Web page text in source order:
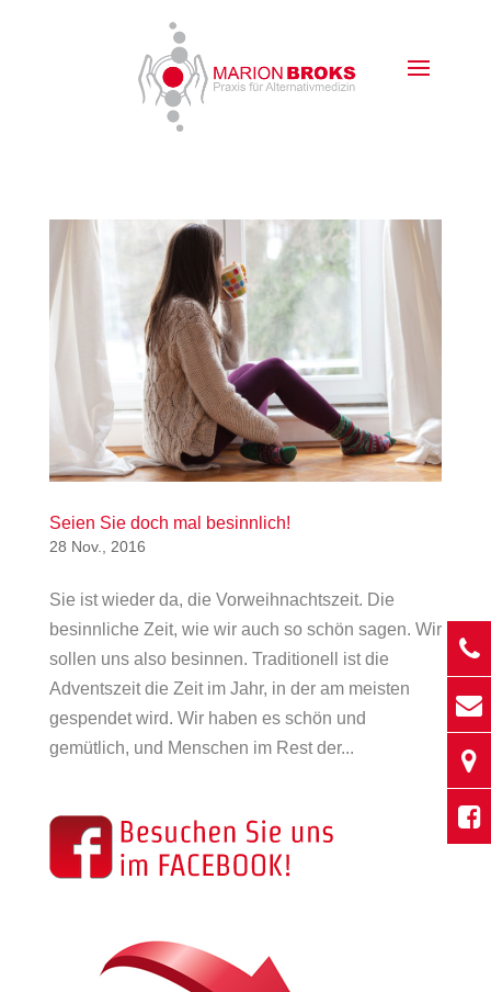
Seien Sie doch mal besinnlich!
28 Nov., 2016
Sie ist wieder da, die Vorweihnachtszeit. Die
besinnliche Zeit, wie wir auch so schön sagen. Wir
sollen uns also besinnen. Traditionell ist die
Adventszeit die Zeit im Jahr, in der am meisten
gespendet wird. Wir haben es schön und
gemütlich, und Menschen im Rest der...